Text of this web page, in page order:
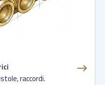
raccordi.